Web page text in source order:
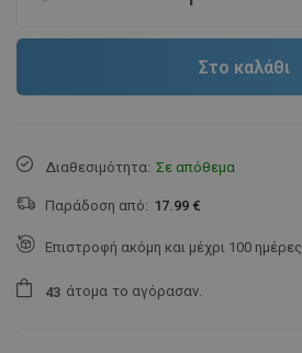
Στο καλάθι
Διαθεσιμότητα: Σε απόθεμα
Παράδοση από: 17.99 €
Επιστροφή ακόμη και μέχρι 100 ημέρες
43 άτομα το αγόρασαν.